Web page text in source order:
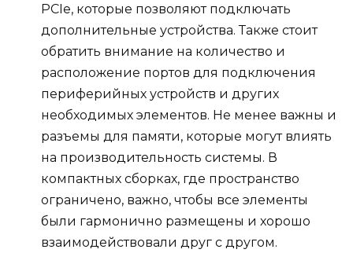
PCIe, которые позволяют подключать
дополнительные устройства. Также стоит
обратить внимание на количество и
расположение портов для подключения
периферийных устройств и других
необходимых элементов. Не менее важны и
разъемы для памяти, которые могут влиять
на производительность системы. В
компактных сборках, где пространство
ограничено, важно, чтобы все элементы
были гармонично размещены и хорошо
взаимодействовали друг с другом.